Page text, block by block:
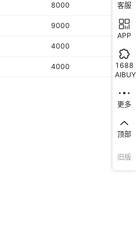
8000
9000
4000
4000
客服
APP
1688
AIBUY
更多
顶部
旧版